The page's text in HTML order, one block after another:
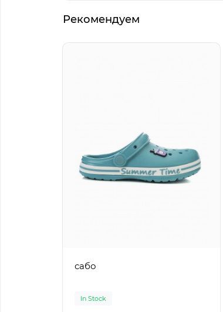
Рекомендуем
сабо
In Stock